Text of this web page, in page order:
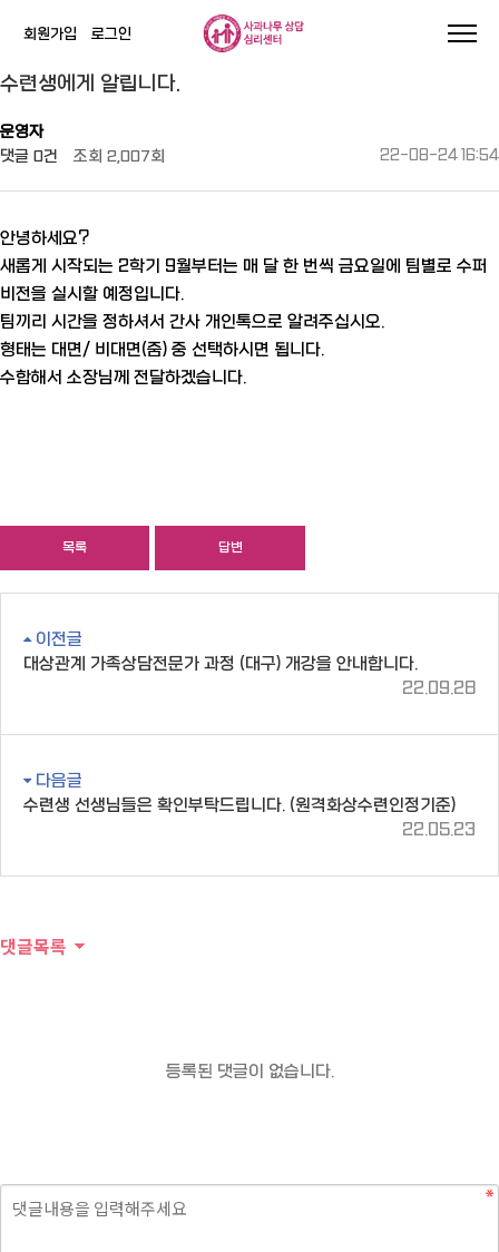
회원가입 로그인
수련생에게 알립니다.
운영자
댓글 0건 조회 2,007회 22-08-24 16:54
안녕하세요?
새롭게 시작되는 2학기 9월부터는 매 달 한 번씩 금요일에 팀별로 수퍼
비전을 실시할 예정입니다.
팀끼리 시간을 정하셔서 간사 개인톡으로 알려주십시오.
형태는 대면/ 비대면(줌) 중 선택하시면 됩니다.
수합해서 소장님께 전달하겠습니다.
목록 답변
이전글
대상관계 가족상담전문가 과정 (대구) 개강을 안내합니다.
22.09.28
다음글
수련생 선생님들은 확인부탁드립니다. (원격화상수련인정기준)
22.05.23
댓글목록
등록된 댓글이 없습니다.